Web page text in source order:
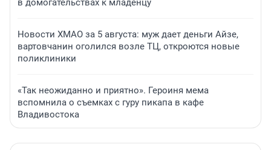
в домогательствах к младенцу
Новости ХМАО за 5 августа: муж дает деньги Айзе,
вартовчанин оголился возле ТЦ, откроются новые
поликлиники
«Так неожиданно и приятно». Героиня мема
вспомнила о съемках с гуру пикапа в кафе
Владивостока